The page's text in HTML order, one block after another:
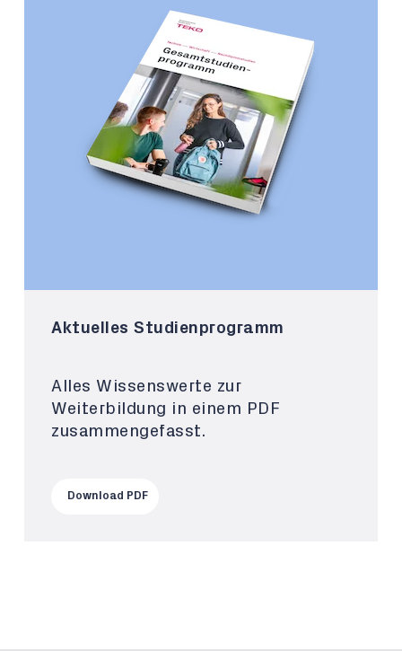
Aktuelles Studienprogramm
Alles Wissenswerte zur
Weiterbildung in einem PDF
zusammengefasst.
Download PDF